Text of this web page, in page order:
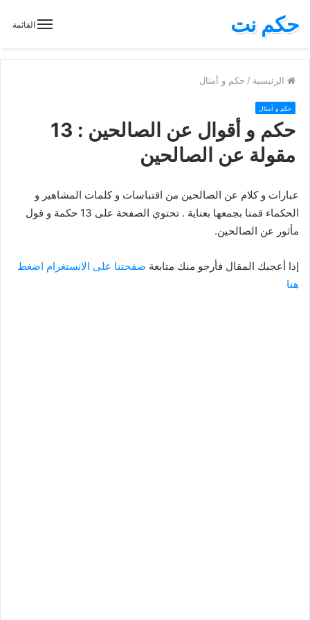
القائمة حكم نت
الرئيسية / حكم و أمثال
حكم و أمثال
حكم و أقوال عن الصالحين : 13
مقولة عن الصالحين
عبارات و كلام عن الصالحين من اقتباسات و كلمات المشاهير و
الحكماء قمنا بجمعها بعناية . تحتوي الصفحة على 13 حكمة و قول
مأثور عن الصالحين.
إذا أعجبك المقال فأرجو منك متابعة صفحتنا على الانستغرام اضغط
هنا